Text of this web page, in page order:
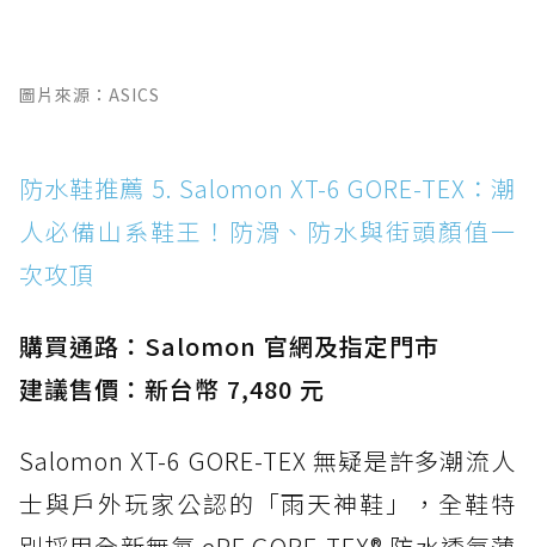
圖片來源：ASICS
防水鞋推薦 5. Salomon XT-6 GORE-TEX：潮
人必備山系鞋王！防滑、防水與街頭顏值一
次攻頂
購買通路：Salomon 官網及指定門市
建議售價：新台幣 7,480 元
Salomon XT-6 GORE-TEX 無疑是許多潮流人
士與戶外玩家公認的「雨天神鞋」，全鞋特